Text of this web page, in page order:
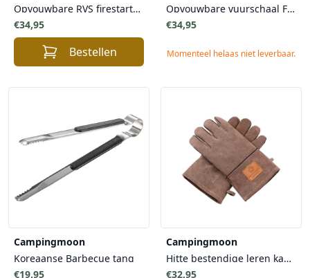
Opvouwbare RVS firestarter met draagtas
€34,95
Bestellen
Opvouwbare vuurschaal Firefly Large met draagtas
€34,95
Momenteel helaas niet leverbaar.
Campingmoon
Koreaanse Barbecue tang
€19,95
Campingmoon
Hitte bestendige leren kampvuur handschoenen
€32,95